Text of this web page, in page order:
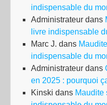
indispensable du
Administrateur dans
livre indispensable
Marc J. dans
indispensable du
Administrateur dans
en 2025 : pourquoi
Kinski dans Maudite